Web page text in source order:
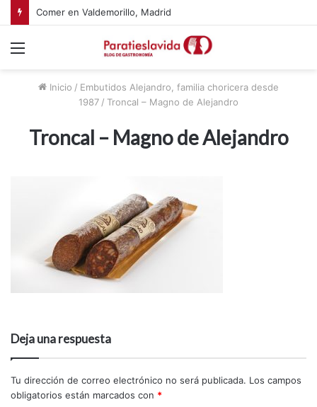
Comer en Valdemorillo, Madrid
Inicio / Embutidos Alejandro, familia choricera desde
1987 / Troncal – Magno de Alejandro
Troncal – Magno de Alejandro
Deja una respuesta
Tu dirección de correo electrónico no será publicada. Los campos
obligatorios están marcados con *